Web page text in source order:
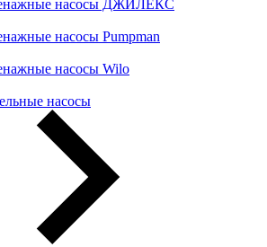
насосы ДЖИЛЕКС
насосы Pumpman
насосы Wilo
насосы